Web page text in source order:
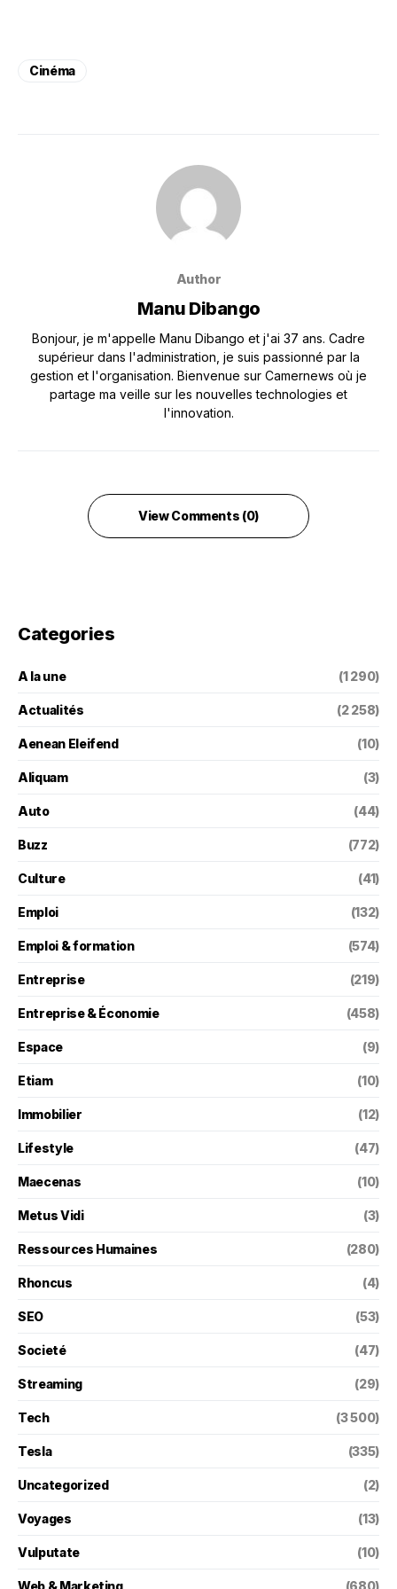
Cinéma
Author
Manu Dibango
Bonjour, je m'appelle Manu Dibango et j'ai 37 ans. Cadre
supérieur dans l'administration, je suis passionné par la
gestion et l'organisation. Bienvenue sur Camernews où je
partage ma veille sur les nouvelles technologies et
l'innovation.
View Comments (0)
Categories
A la une (1 290)
Actualités (2 258)
Aenean Eleifend (10)
Aliquam (3)
Auto (44)
Buzz (772)
Culture (41)
Emploi (132)
Emploi & formation (574)
Entreprise (219)
Entreprise & Économie (458)
Espace (9)
Etiam (10)
Immobilier (12)
Lifestyle (47)
Maecenas (10)
Metus Vidi (3)
Ressources Humaines (280)
Rhoncus (4)
SEO (53)
Societé (47)
Streaming (29)
Tech (3 500)
Tesla (335)
Uncategorized (2)
Voyages (13)
Vulputate (10)